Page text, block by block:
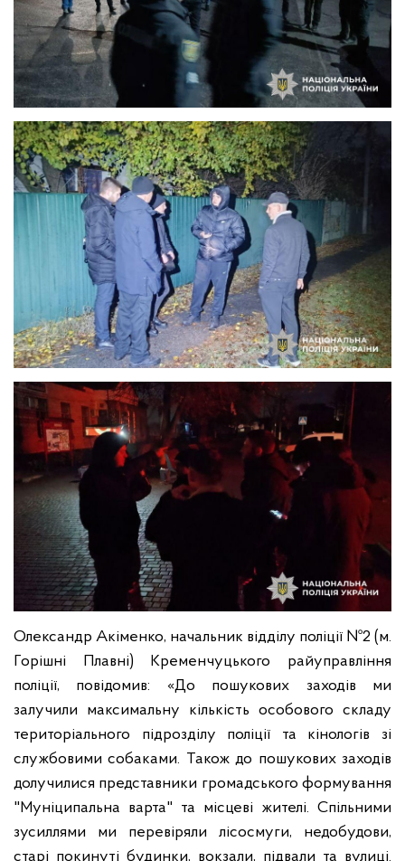
Олександр Акіменко, начальник відділу поліції №2 (м.
Горішні Плавні) Кременчуцького райуправління
поліції, повідомив: «До пошукових заходів ми
залучили максимальну кількість особового складу
територіального підрозділу поліції та кінологів зі
службовими собаками. Також до пошукових заходів
долучилися представники громадського формування
"Муніципальна варта" та місцеві жителі. Спільними
зусиллями ми перевіряли лісосмуги, недобудови,
старі покинуті будинки, вокзали, підвали та вулиці.